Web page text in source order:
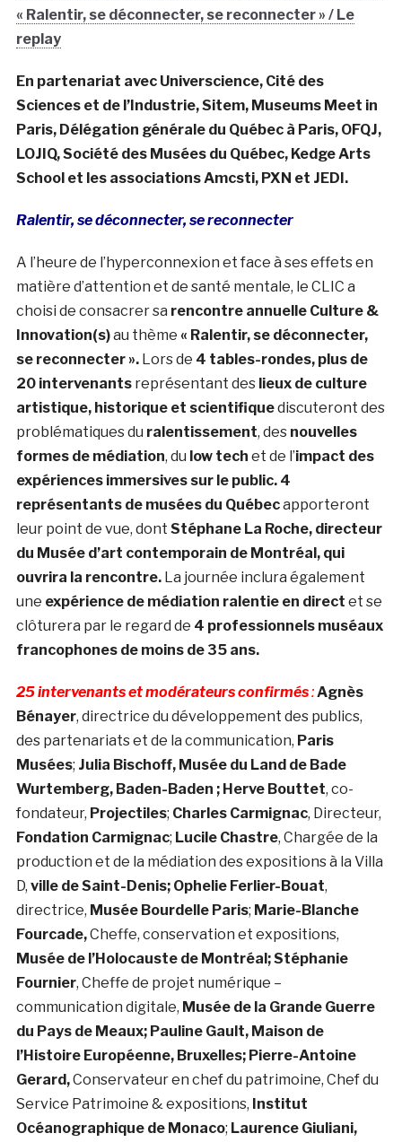
« Ralentir, se déconnecter, se reconnecter » / Le
replay
En partenariat avec Universcience, Cité des
Sciences et de l’Industrie, Sitem, Museums Meet in
Paris, Délégation générale du Québec à Paris, OFQJ,
LOJIQ, Société des Musées du Québec, Kedge Arts
School et les associations Amcsti, PXN et JEDI.
Ralentir, se déconnecter, se reconnecter
A l’heure de l’hyperconnexion et face à ses effets en
matière d’attention et de santé mentale, le CLIC a
choisi de consacrer sa rencontre annuelle Culture &
Innovation(s)au thème « Ralentir, se déconnecter,
se reconnecter ». Lors de 4 tables-rondes, plus de
20 intervenants représentant deslieux de culture
artistique, historique et scientifiquediscuteront des
problématiques du ralentissement, des nouvelles
formes de médiation, du low tech et de l’impact des
expériences immersives sur le public. 4
représentants de musées du Québecapporteront
leur point de vue, dont Stéphane La Roche, directeur
du Musée d’art contemporain de Montréal, qui
ouvrira la rencontre. La journée inclura également
une expérience de médiation ralentie en direct et se
clôturera par le regard de 4 professionnels muséaux
francophones de moins de 35 ans.
25 intervenants et modérateurs confirmés: Agnès
Bénayer, directrice du développement des publics,
des partenariats et de la communication, Paris
Musées; Julia Bischoff, Musée du Land de Bade
Wurtemberg, Baden-Baden ; Herve Bouttet, co-
fondateur, Projectiles; Charles Carmignac, Directeur,
Fondation Carmignac; Lucile Chastre, Chargée de la
production et de la médiation des expositions à la Villa
D, ville de Saint-Denis; Ophelie Ferlier-Bouat,
directrice, Musée Bourdelle Paris; Marie-Blanche
Fourcade,Cheffe, conservation et expositions,
Musée de l’Holocauste de Montréal; Stéphanie
Fournier, Cheffe de projet numérique –
communication digitale, Musée de la Grande Guerre
du Pays de Meaux; Pauline Gault, Maison de
l’Histoire Européenne, Bruxelles; Pierre-Antoine
Gerard,Conservateur en chef du patrimoine, Chef du
Service Patrimoine & expositions, Institut
Océanographique de Monaco; Laurence Giuliani,